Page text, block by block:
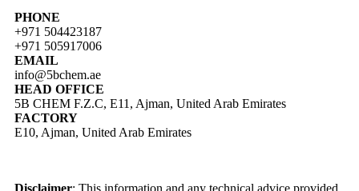
PHONE
+971 504423187
+971 505917006
EMAIL
info@5bchem.ae
HEAD OFFICE
5B CHEM F.Z.C, E11, Ajman, United Arab Emirates
FACTORY
E10, Ajman, United Arab Emirates
Disclaimer: This information and any technical advice provided